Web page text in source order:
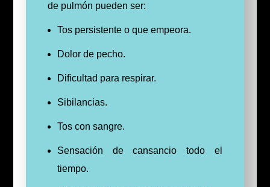
de pulmón pueden ser:
Tos persistente o que empeora.
Dolor de pecho.
Dificultad para respirar.
Sibilancias.
Tos con sangre.
Sensación de cansancio todo el
tiempo.